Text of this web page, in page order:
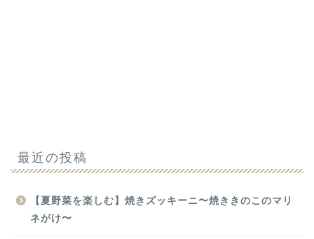
最近の投稿
【夏野菜を楽しむ】焼きズッキーニ〜焼ききのこのマリ
ネがけ〜